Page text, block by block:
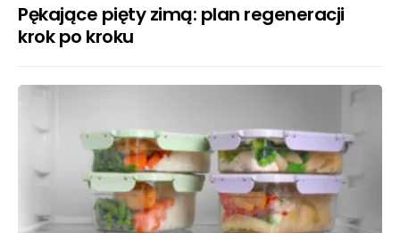
Pękające pięty zimą: plan regeneracji
krok po kroku